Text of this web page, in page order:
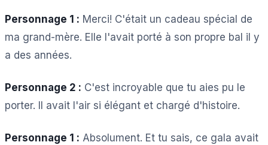
Personnage 1 : Merci! C'était un cadeau spécial de
ma grand-mère. Elle l'avait porté à son propre bal il y
a des années.
Personnage 2 : C'est incroyable que tu aies pu le
porter. Il avait l'air si élégant et chargé d'histoire.
Personnage 1 : Absolument. Et tu sais, ce gala avait